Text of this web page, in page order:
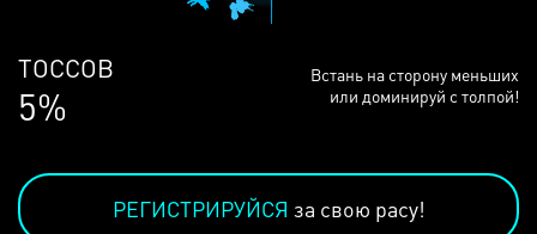
ЛЮДЕЙ
68%
Встань на сторону меньших
или доминируй с толпой!
РЕГИСТРИРУЙСЯ за свою расу!